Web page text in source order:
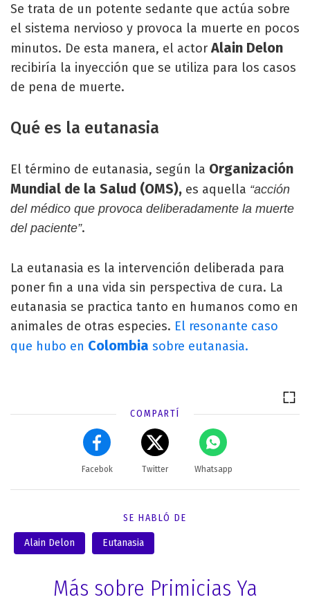
Se trata de un potente sedante que actúa sobre
el sistema nervioso y provoca la muerte en pocos
minutos. De esta manera, el actorAlain Delon
recibiría la inyección que se utiliza para los casos
de pena de muerte.
Qué es la eutanasia
El término de eutanasia, según la Organización
Mundial de la Salud (OMS), es aquella “acción
del médico que provoca deliberadamente la muerte
del paciente”.
La eutanasia es la intervención deliberada para
poner fin a una vida sin perspectiva de cura. La
eutanasia se practica tanto en humanos como en
animales de otras especies. El resonante caso
que hubo en Colombia sobre eutanasia.
COMPARTÍ
Facebok Twitter Whatsapp
SE HABLÓ DE
Alain Delon Eutanasia
Más sobre Primicias Ya